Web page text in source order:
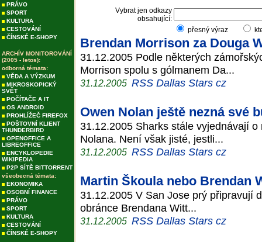
PRÁVO
SPORT
KULTURA
CESTOVÁNÍ
ČÍNSKÉ E-SHOPY
ARCHÍV MONITOROVÁNÍ
(2005 - letos):
odborná témata:
VĚDA A VÝZKUM
MIKROSKOPICKÝ
SVĚT
POČÍTAČE A IT
OS ANDROID
PROHLÍŽEČ FIREFOX
POŠTOVNÍ KLIENT
THUNDERBIRD
OPENOFFICE A
LIBREOFFICE
ENCYKLOPEDIE
WIKIPEDIA
P2P SÍTĚ BITTORRENT
všeobecná témata:
EKONOMIKA
OSOBNÍ FINANCE
PRÁVO
SPORT
KULTURA
CESTOVÁNÍ
ČÍNSKÉ E-SHOPY
Vybrat jen odkazy
obsahující:
přesný výraz
Brendan Morrison za Douga
31.12.2005 Podle některých
Morrison spolu s gólmanem Da...
31.12.2005 RSS Dallas Stars cz
Owen Nolan ještě nezná své
31.12.2005 Sharks stále vyjednávají
Nolana. Není však jisté, jestli...
31.12.2005 RSS Dallas Stars cz
Martin Škoula nebo Brendan
31.12.2005 V San Jose prý připravují
obránce Brendana Witt...
31.12.2005 RSS Dallas Stars cz